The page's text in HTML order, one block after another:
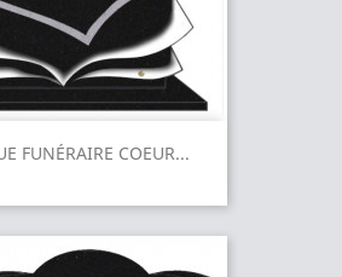
FUNÉRAIRE COEUR...